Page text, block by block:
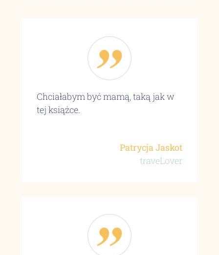
Chciałabym być mamą, taką jak w
tej książce.
Patrycja Jaskot
traveLover